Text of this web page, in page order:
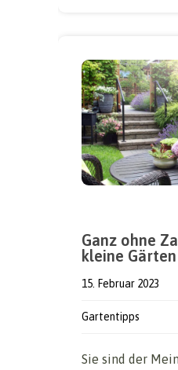
Ganz ohne
kleine
15. Februar 2023
Gartentipps
Sie sind der